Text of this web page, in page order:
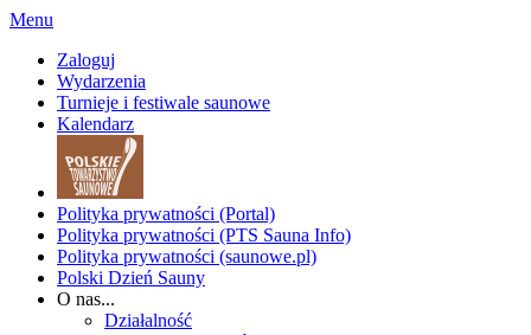
Menu
Zaloguj
Wydarzenia
Turnieje i festiwale saunowe
Kalendarz
Polityka prywatności (Portal)
Polityka prywatności (PTS Sauna Info)
Polityka prywatności (saunowe.pl)
Polski Dzień Sauny
O nas...
Działalność